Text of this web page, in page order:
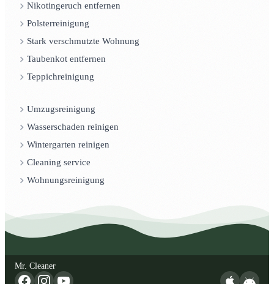
Nikotingeruch entfernen
Polsterreinigung
Stark verschmutzte Wohnung
Taubenkot entfernen
Teppichreinigung
Umzugsreinigung
Wasserschaden reinigen
Wintergarten reinigen
Cleaning service
Wohnungsreinigung
Mr. Cleaner